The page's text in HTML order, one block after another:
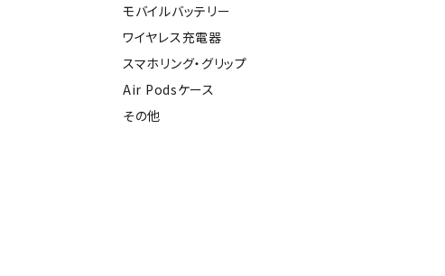
モバイルバッテリー
ワイヤレス充電器
スマホリング・グリップ
Air Podsケース
その他